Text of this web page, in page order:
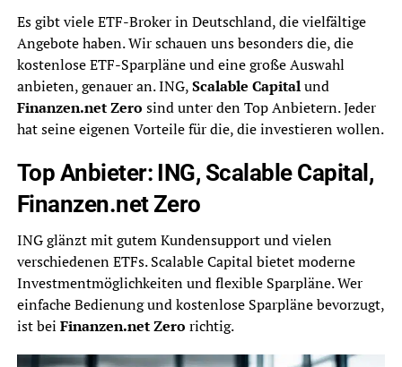
Es gibt viele ETF-Broker in Deutschland, die vielfältige
Angebote haben. Wir schauen uns besonders die, die
kostenlose ETF-Sparpläne und eine große Auswahl
anbieten, genauer an. ING,Scalable Capitalund
Finanzen.net Zero sind unter den Top Anbietern. Jeder
hat seine eigenen Vorteile für die, die investieren wollen.
Top Anbieter: ING, Scalable Capital,
Finanzen.net Zero
ING glänzt mit gutem Kundensupport und vielen
verschiedenen ETFs. Scalable Capital bietet moderne
Investmentmöglichkeiten und flexible Sparpläne. Wer
einfache Bedienung und kostenlose Sparpläne bevorzugt,
ist bei Finanzen.net Zero richtig.